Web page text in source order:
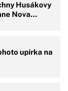
Husákovy
Nova…
upírka na